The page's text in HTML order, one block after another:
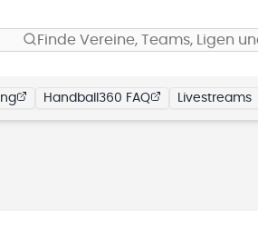
Finde Vereine, Teams, Ligen
Handball360 FAQ Livestreams